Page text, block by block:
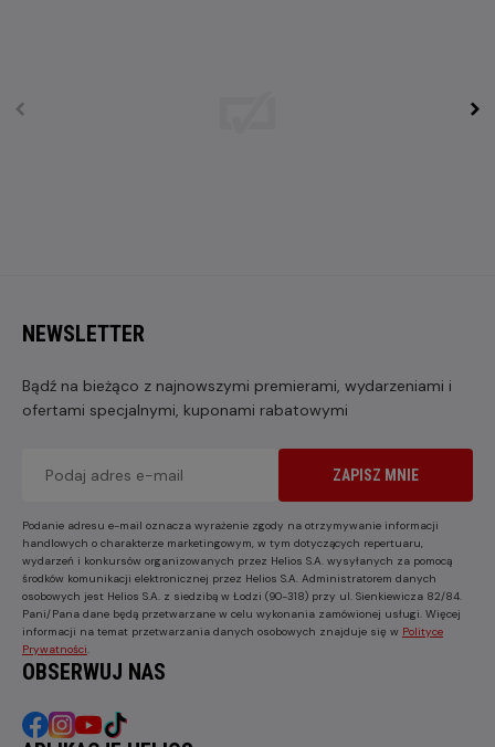
NEWSLETTER
Bądź na bieżąco z najnowszymi premierami, wydarzeniami i
ofertami specjalnymi, kuponami rabatowymi
ZAPISZ MNIE
Podanie adresu e-mail oznacza wyrażenie zgody na otrzymywanie informacji
handlowych o charakterze marketingowym, w tym dotyczących repertuaru,
wydarzeń i konkursów organizowanych przez Helios S.A. wysyłanych za pomocą
środków komunikacji elektronicznej przez Helios S.A. Administratorem danych
osobowych jest Helios S.A. z siedzibą w Łodzi (90-318) przy ul. Sienkiewicza 82/84.
Pani/Pana dane będą przetwarzane w celu wykonania zamówionej usługi. Więcej
informacji na temat przetwarzania danych osobowych znajduje się w Polityce
Prywatności.
OBSERWUJ NAS